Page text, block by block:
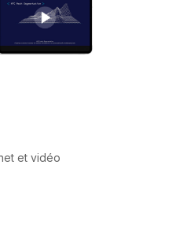
et vidéo